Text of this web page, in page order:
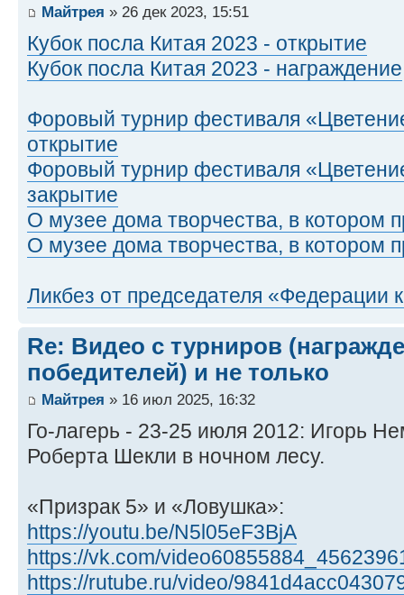
Майтрея » 26 дек 2023, 15:51
Кубок посла Китая 2023 - открытие
Кубок посла Китая 2023 - награждение
Форовый турнир фестиваля
открытие
Форовый турнир фестиваля
закрытие
О музее дома творчества, в котором
О музее дома творчества, в котором
Ликбез от председателя «Федерации
Re: Видео с турниров
победителей) и не только
Майтрея » 16 июл 2025, 16:32
Го-лагерь - 23-25 июля 2012: Игорь
Роберта Шекли в ночном лесу.
«Призрак 5» и «Ловушка»:
https://youtu.be/N5l05eF3BjA
https://vk.com/
https://rutube.ru/video/